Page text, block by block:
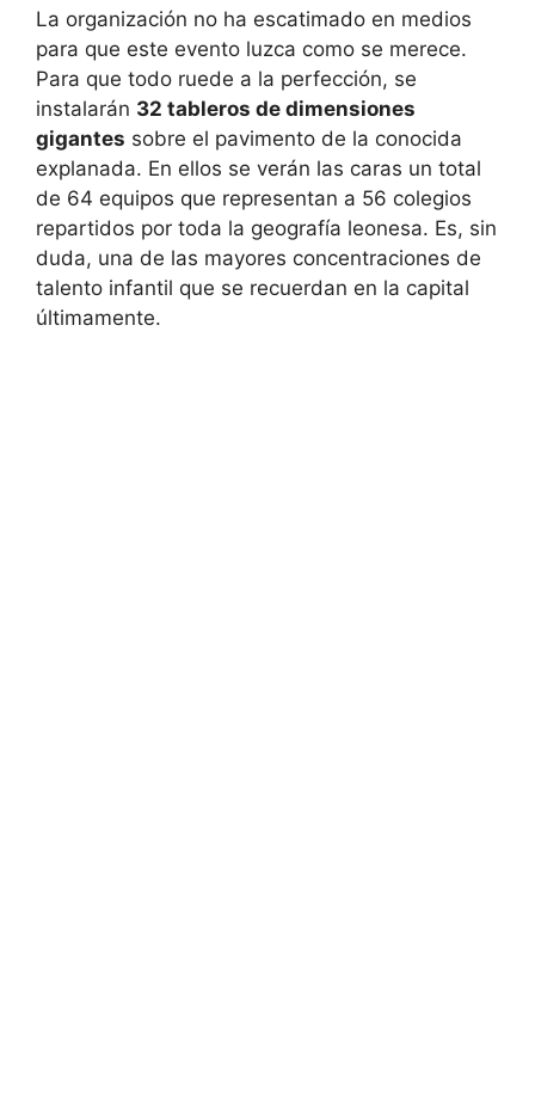
La organización no ha escatimado en medios
para que este evento luzca como se merece.
Para que todo ruede a la perfección, se
instalarán 32 tableros de dimensiones
gigantes sobre el pavimento de la conocida
explanada. En ellos se verán las caras un total
de 64 equipos que representan a 56 colegios
repartidos por toda la geografía leonesa. Es, sin
duda, una de las mayores concentraciones de
talento infantil que se recuerdan en la capital
últimamente.